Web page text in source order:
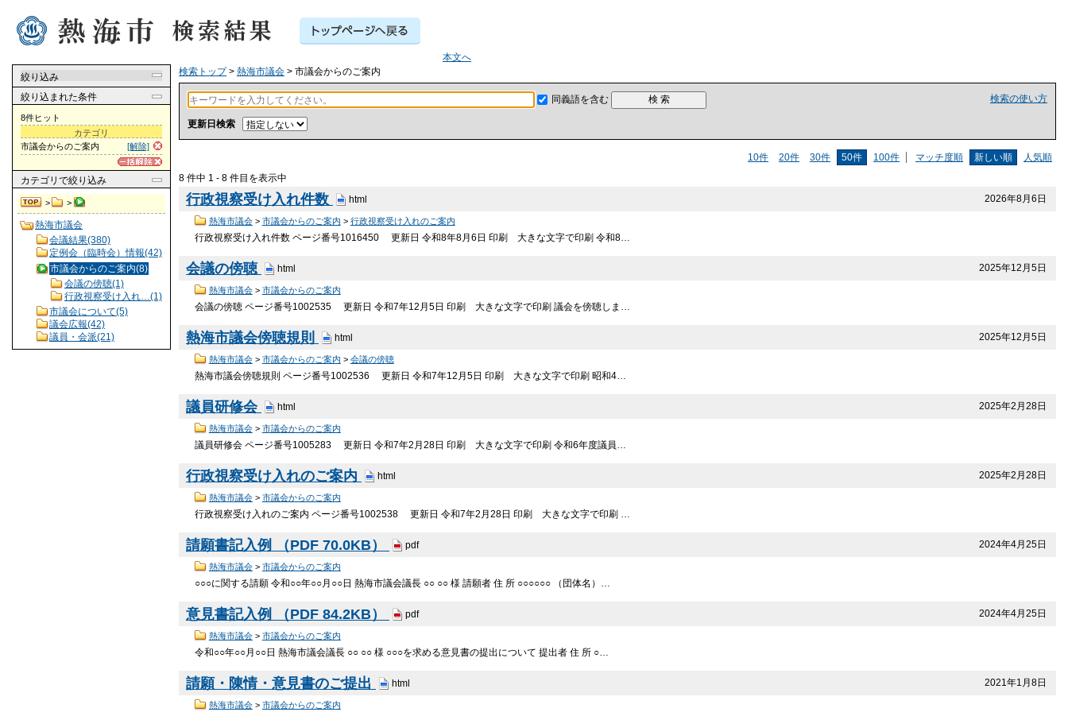
本文へ
絞り込み
絞り込まれた条件
8件ヒット
カテゴリ
[解除]
市議会からのご案内
カテゴリ で絞り込み
> >
熱海市議会
会議結果(380)
定例会（臨時会）情報(42)
市議会からのご案内(8)
会議の傍聴(1)
行政視察受け入れ…(1)
市議会について(5)
議会広報(42)
議員・会派(21)
検索トップ> 熱海市議会 > 市議会からのご案内
検索の使い方
同義語を含む
更新日検索
10件 20件 30件 50件 100件 マッチ度順 新しい順
人気順
8 件中 1 - 8 件目を表示中
2026年8月6日
行政視察受け入れ件数 html
熱海市議会> 市議会からのご案内 > 行政視察受け入れのご案内
行政視察受け入れ件数 ページ番号1016450 更新日 令和8年8月6日 印刷 大きな文字で印刷 令和8…
2025年12月5日
会議の傍聴 html
熱海市議会> 市議会からのご案内
会議の傍聴 ページ番号1002535 更新日 令和7年12月5日 印刷 大きな文字で印刷 議会を傍聴しま…
2025年12月5日
熱海市議会傍聴規則 html
熱海市議会> 市議会からのご案内 > 会議の傍聴
熱海市議会傍聴規則 ページ番号1002536 更新日 令和7年12月5日 印刷 大きな文字で印刷 昭和4…
2025年2月28日
議員研修会 html
熱海市議会> 市議会からのご案内
議員研修会 ページ番号1005283 更新日 令和7年2月28日 印刷 大きな文字で印刷 令和6年度議員…
2025年2月28日
行政視察受け入れのご案内 html
熱海市議会> 市議会からのご案内
行政視察受け入れのご案内 ページ番号1002538 更新日 令和7年2月28日 印刷 大きな文字で印刷 …
2024年4月25日
請願書記入例 （PDF 70.0KB） pdf
熱海市議会> 市議会からのご案内
○○○に関する請願 令和○○年○○月○○日 熱海市議会議長 ○○ ○○ 様 請願者 住 所 ○○○○○○ （団体名）…
2024年4月25日
意見書記入例 （PDF 84.2KB） pdf
熱海市議会> 市議会からのご案内
令和○○年○○月○○日 熱海市議会議長 ○○ ○○ 様 ○○○を求める意見書の提出について 提出者 住 所 ○…
2021年1月8日
請願・陳情・意見書のご提出 html
熱海市議会> 市議会からのご案内